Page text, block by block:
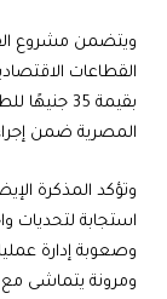
ويتضمن مشروع
القطاعات
بقيمة 35
المصرية ضمن
وتؤكد المذكرة
استجابة لتحديات
وصعوبة إدارة
ومرونة يتماشى مع